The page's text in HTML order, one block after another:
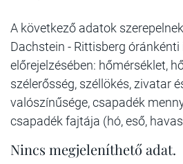
A következő adatok
Dachstein - Rittisberg óránkénti
előrejelzésében: hőmérséklet,
szélerősség, széllökés, zivatar
valószínűsége, csapadék
csapadék fajtája (hó, eső,
Nincs megjeleníthető adat.